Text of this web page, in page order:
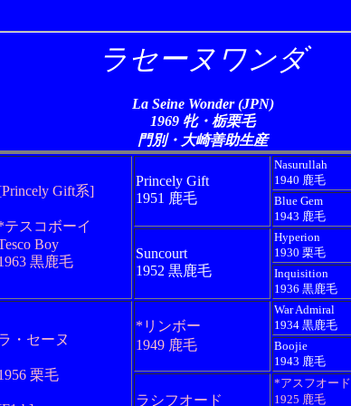
ラセーヌワンダ
La Seine Wonder (JPN)
1969 牝・栃栗毛
門別・大崎善助生産
Gift系]
テスコボーイ
Boy
黒鹿毛
Princely Gift
1951 鹿毛
Nasurullah
1940 鹿毛
Blue Gem
1943 鹿毛
Suncourt
1952 黒鹿毛
Hyperion
1930 栗毛
Inquisition
1936 黒鹿毛
・セーヌ
栗毛
*リンボー
1949 鹿毛
War Admiral
1934 黒鹿毛
Boojie
1943 鹿毛
ラシフオード
*アスフオード
1925 鹿毛